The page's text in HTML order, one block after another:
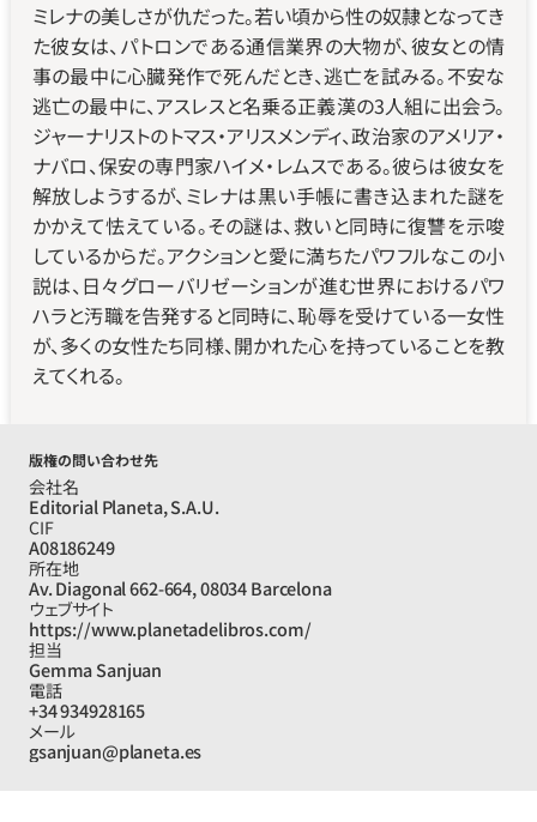
ミレナの美しさが仇だった。若い頃から性の奴隷となってき
た彼女は、パトロンである通信業界の大物が、彼女との情
事の最中に心臓発作で死んだとき、逃亡を試みる。不安な
逃亡の最中に、アスレスと名乗る正義漢の3人組に出会う。
ジャーナリストのトマス・アリスメンディ、政治家のアメリア・
ナバロ、保安の専門家ハイメ・レムスである。彼らは彼女を
解放しようするが、ミレナは黒い手帳に書き込まれた謎を
かかえて怯えている。その謎は、救いと同時に復讐を示唆
しているからだ。アクションと愛に満ちたパワフルなこの小
説は、日々グローバリゼーションが進む世界におけるパワ
ハラと汚職を告発すると同時に、恥辱を受けている一女性
が、多くの女性たち同様、開かれた心を持っていることを教
えてくれる。
版権の問い合わせ先
会社名
Editorial Planeta, S.A.U.
CIF
A08186249
所在地
Av. Diagonal 662-664, 08034 Barcelona
ウェブサイト
https://www.planetadelibros.com/
担当
Gemma Sanjuan
電話
+34 934928165
メール
gsanjuan@planeta.es